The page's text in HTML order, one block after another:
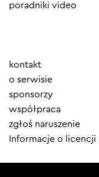
poradniki video
Element
menu
kontakt
o serwisie
sponsorzy
współpraca
zgłoś naruszenie
Informacje o licencji